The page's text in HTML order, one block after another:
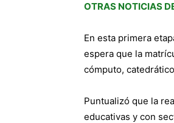
OTRAS NOTICIAS
En esta primera
espera que la
cómputo,
Puntualizó que la
educativas y con